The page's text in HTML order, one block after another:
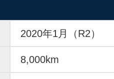
2020年1月（R2）
8,000km